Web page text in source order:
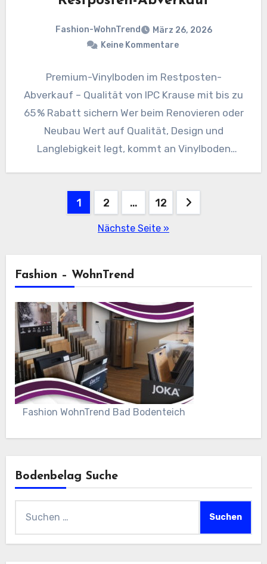
Fashion-WohnTrend
März 26, 2026
Keine Kommentare
Premium-Vinylboden im Restposten-
Abverkauf – Qualität von IPC Krause mit bis zu
65 % Rabatt sichern Wer beim Renovieren oder
Neubau Wert auf Qualität, Design und
Langlebigkeit legt, kommt an Vinylboden
Seitennummerierung
1 2 … 12
Nächste Seite »
Fashion – WohnTrend
Fashion WohnTrend Bad Bodenteich
Bodenbelag Suche
nach: